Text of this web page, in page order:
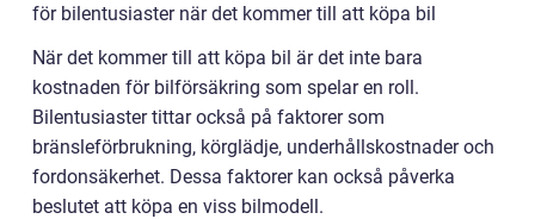
för bilentusiaster när det kommer till att köpa bil
När det kommer till att köpa bil är det inte bara
kostnaden för bilförsäkring som spelar en roll.
Bilentusiaster tittar också på faktorer som
bränsleförbrukning, körglädje, underhållskostnader och
fordonsäkerhet. Dessa faktorer kan också påverka
beslutet att köpa en viss bilmodell.